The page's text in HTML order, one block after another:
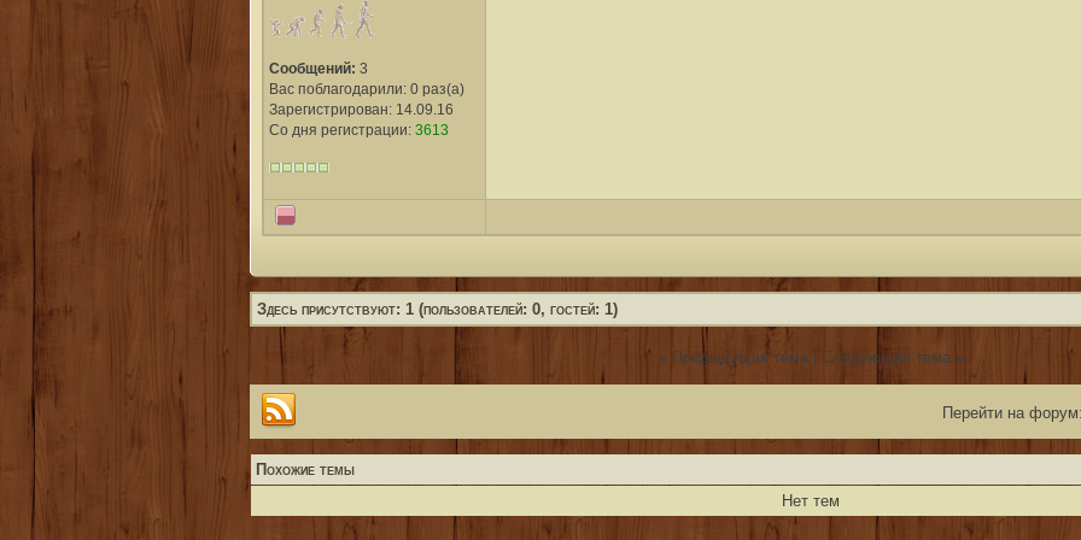
Сообщений: 3
Вас поблагодарили: 0 раз(а)
Зарегистрирован: 14.09.16
Со дня регистрации: 3613
Здесь присутствуют: 1 (пользователей: 0, гостей: 1)
« Предыдущая тема | Следующая тема»
Перейти на
Похожие темы
Нет тем